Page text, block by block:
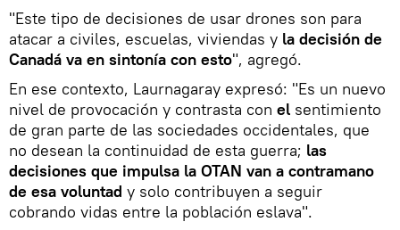
"Este tipo de decisiones de usar drones son para
atacar a civiles, escuelas, viviendas y la decisión de
Canadá va en sintonía con esto", agregó.
En ese contexto, Laurnagaray expresó: "Es un nuevo
nivel de provocación y contrasta con el sentimiento
de gran parte de las sociedades occidentales, que
no desean la continuidad de esta guerra; las
decisiones que impulsa la OTAN van a contramano
de esa voluntad y solo contribuyen a seguir
cobrando vidas entre la población eslava".